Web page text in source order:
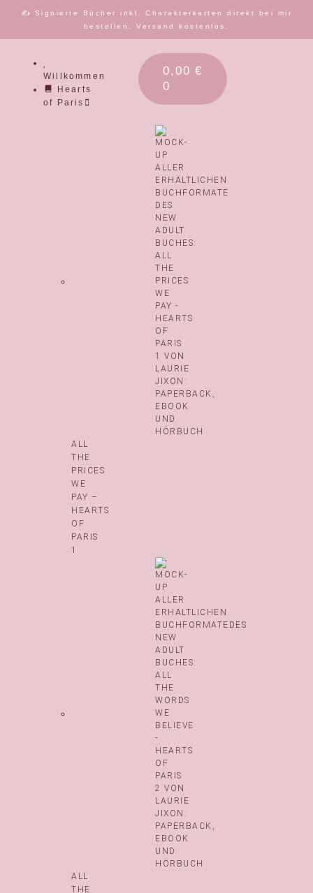
✍️ Signierte Bücher inkl. Charakterkarten direkt bei mir
bestellen. Versand kostenlos.
Willkommen
Hearts
of Paris
ALL
THE
PRICES
WE
PAY –
HEARTS
OF
PARIS
1
ALL
THE
0,00€
0